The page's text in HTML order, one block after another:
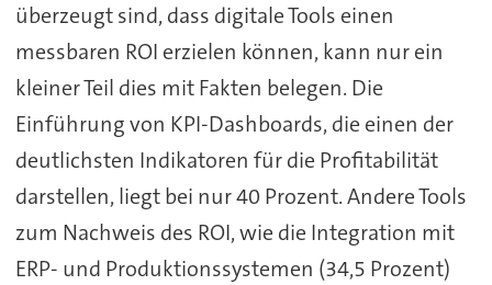
überzeugt sind, dass digitale Tools einen
messbaren ROI erzielen können, kann nur ein
kleiner Teil dies mit Fakten belegen. Die
Einführung von KPI-Dashboards, die einen der
deutlichsten Indikatoren für die Profitabilität
darstellen, liegt bei nur 40 Prozent. Andere Tools
zum Nachweis des ROI, wie die Integration mit
ERP- und Produktionssystemen (34,5 Prozent)